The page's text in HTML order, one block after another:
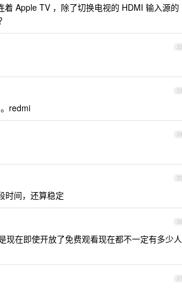
Apple TV ，除了切换电视的 HDMI 输入源的
32
33
redmi
34
35
时间，还算稳定
36
现在即使开放了免费观看现在都不一定有多少人
37